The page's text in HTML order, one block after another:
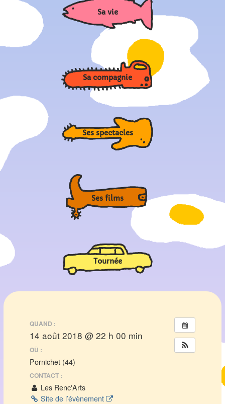
Sa vie
Sa compagnie
Ses spectacles
Ses films
Tournée
QUAND :
14 août 2018 @ 22 h 00 min
OÙ :
Pornichet (44)
CONTACT :
Les Renc'Arts
Site de l’évènement